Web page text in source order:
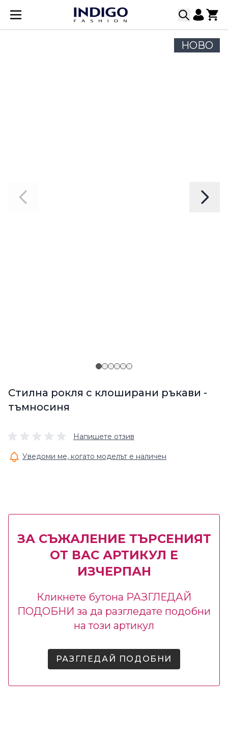
Прескачане към съдържанието
НОВО
Стилна рокля с клоширани ръкави -
тъмносиня
Напишете отзив
Уведоми ме, когато моделът е наличен
ЗА СЪЖАЛЕНИЕ ТЪРСЕНИЯТ
ОТ ВАС АРТИКУЛ Е
ИЗЧЕРПАН
Кликнете бутона РАЗГЛЕДАЙ
ПОДОБНИ за да разгледате подобни
на този артикул
РАЗГЛЕДАЙ ПОДОБНИ